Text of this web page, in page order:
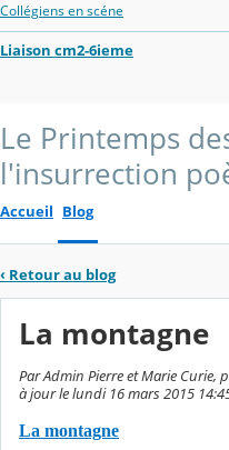
Collégiens en scéne
Liaison cm2-6ieme
Le Printemps
l'insurrection
Accueil Blog
‹ Retour au blog
La montagne
Par Admin Pierre et Marie Curie,
à jour le lundi 16 mars 2015
La montagne